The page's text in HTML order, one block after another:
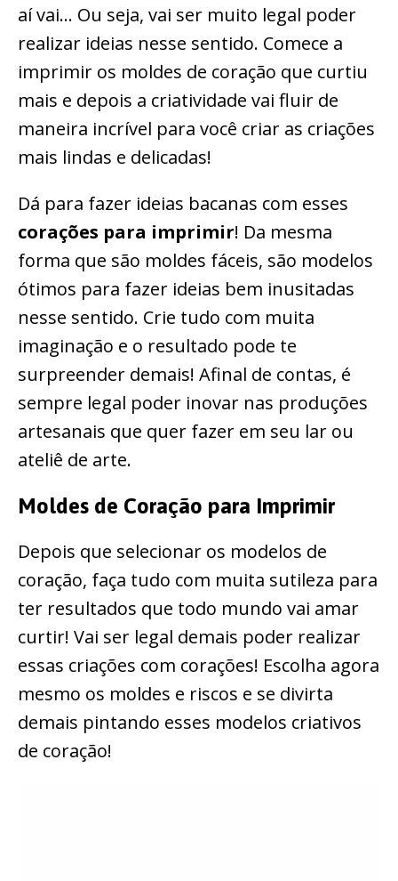
aí vai… Ou seja, vai ser muito legal poder
realizar ideias nesse sentido. Comece a
imprimir os moldes de coração que curtiu
mais e depois a criatividade vai fluir de
maneira incrível para você criar as criações
mais lindas e delicadas!
Dá para fazer ideias bacanas com esses
corações para imprimir! Da mesma
forma que são moldes fáceis, são modelos
ótimos para fazer ideias bem inusitadas
nesse sentido. Crie tudo com muita
imaginação e o resultado pode te
surpreender demais! Afinal de contas, é
sempre legal poder inovar nas produções
artesanais que quer fazer em seu lar ou
ateliê de arte.
Moldes de Coração para Imprimir
Depois que selecionar os modelos de
coração, faça tudo com muita sutileza para
ter resultados que todo mundo vai amar
curtir! Vai ser legal demais poder realizar
essas criações com corações! Escolha agora
mesmo os moldes e riscos e se divirta
demais pintando esses modelos criativos
de coração!